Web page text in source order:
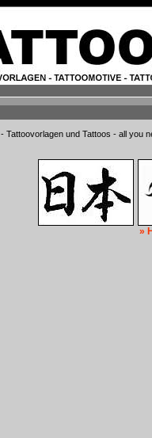
Tattoovorlagen und Tattoos - all you
»